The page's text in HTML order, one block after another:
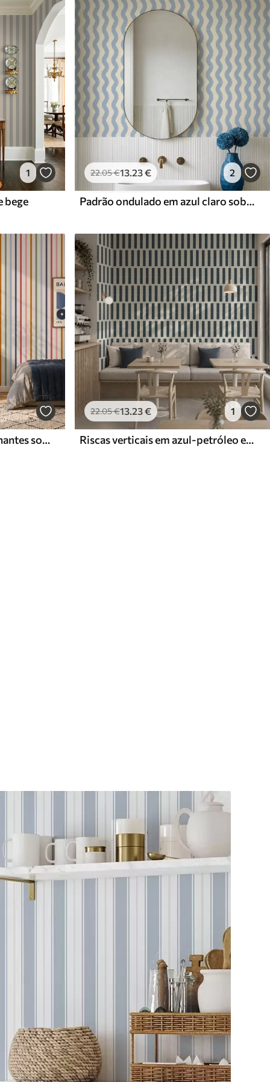
1
bege
22.05€13.23€ 2
Padrão ondulado em azul claro sobre fundo claro
Riscas multicoloridas brilhantes sobre um fundo claro
22.05€13.23€ 1
Riscas verticais em azul-petróleo escuro sobre fundo claro